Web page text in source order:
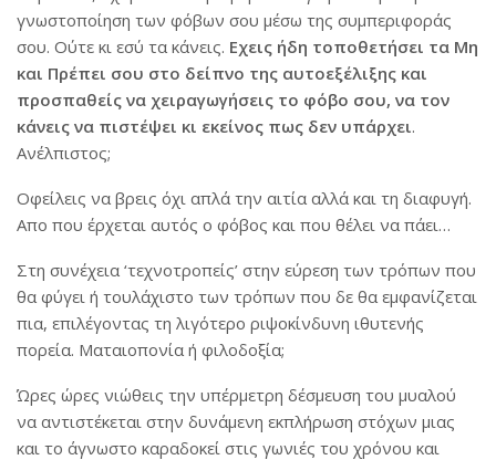
γνωστοποίηση των φόβων σου μέσω της συμπεριφοράς
σου. Ούτε κι εσύ τα κάνεις. Εχεις ήδη τοποθετήσει τα Μη
και Πρέπει σου στο δείπνο της αυτοεξέλιξης και
προσπαθείς να χειραγωγήσεις το φόβο σου, να τον
κάνεις να πιστέψει κι εκείνος πως δεν υπάρχει.
Ανέλπιστος;
Οφείλεις να βρεις όχι απλά την αιτία αλλά και τη διαφυγή.
Απο που έρχεται αυτός ο φόβος και που θέλει να πάει…
Στη συνέχεια ‘τεχνοτροπείς’ στην εύρεση των τρόπων που
θα φύγει ή τουλάχιστο των τρόπων που δε θα εμφανίζεται
πια, επιλέγοντας τη λιγότερο ριψοκίνδυνη ιθυτενής
πορεία. Ματαιοπονία ή φιλοδοξία;
Ώρες ώρες νιώθεις την υπέρμετρη δέσμευση του μυαλού
να αντιστέκεται στην δυνάμενη εκπλήρωση στόχων μιας
και το άγνωστο καραδοκεί στις γωνιές του χρόνου και